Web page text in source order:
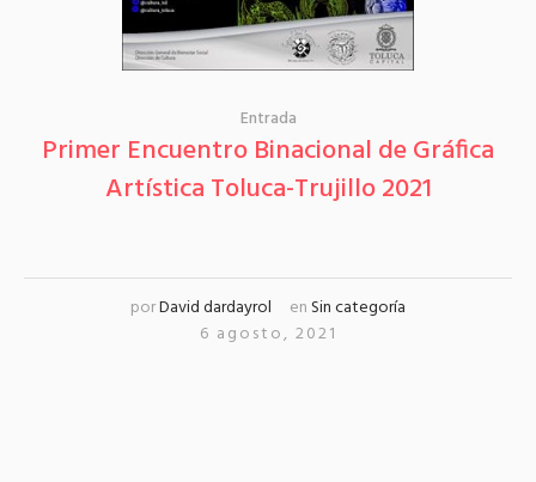
Entrada
Primer Encuentro Binacional de Gráfica
Artística Toluca-Trujillo 2021
porDavid dardayrol en Sin categoría
6 agosto, 2021